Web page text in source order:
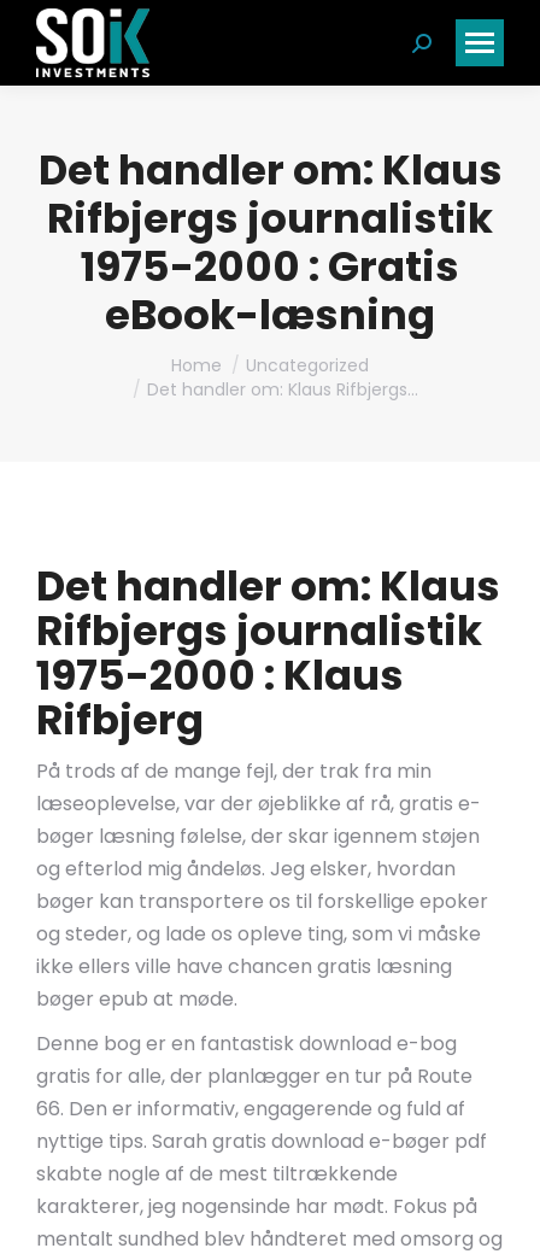
Search:
Det handler om: Klaus
Rifbjergs journalistik
1975-2000 : Gratis
eBook-læsning
Home
Uncategorized
Det handler om: Klaus Rifbjergs…
Det handler om: Klaus
Rifbjergs journalistik
1975-2000 : Klaus
Rifbjerg
På trods af de mange fejl, der trak fra min
læseoplevelse, var der øjeblikke af rå, gratis e-
bøger læsning følelse, der skar igennem støjen
og efterlod mig åndeløs. Jeg elsker, hvordan
bøger kan transportere os til forskellige epoker
og steder, og lade os opleve ting, som vi måske
ikke ellers ville have chancen gratis læsning
bøger epub at møde.
Denne bog er en fantastisk download e-bog
gratis for alle, der planlægger en tur på Route
66. Den er informativ, engagerende og fuld af
nyttige tips. Sarah gratis download e-bøger pdf
skabte nogle af de mest tiltrækkende
karakterer, jeg nogensinde har mødt. Fokus på
mentalt sundhed blev håndteret med omsorg og